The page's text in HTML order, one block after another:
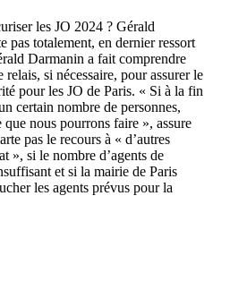
Darmanin a fait comprendre
relais, si nécessaire, pour assurer le
pour les JO de Paris. « Si à la fin
certain nombre de personnes,
que nous pourrons faire », assure
pas le recours à « d’autres
», si le nombre d’agents de
et si la mairie de Paris
les agents prévus pour la